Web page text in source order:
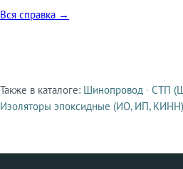
Вся справка →
Смежные продукты
Также в каталоге: Шинопровод · СТП
Изоляторы эпоксидные (ИО, ИП, КИНН)